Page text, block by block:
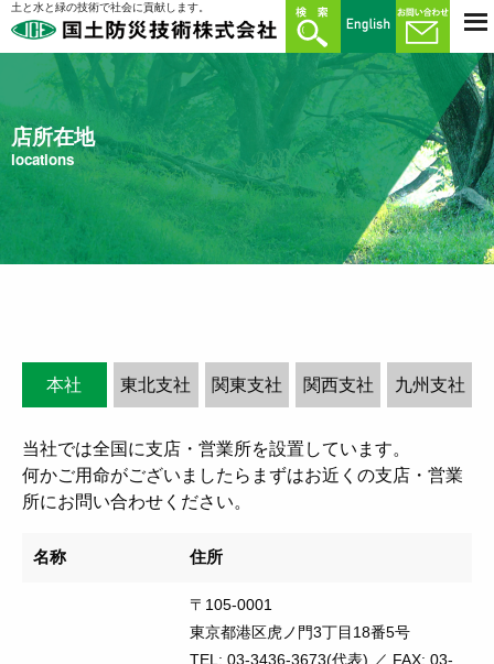
土と水と緑の技術で社会に貢献します。
店所在地
locations
本社 東北支社 関東支社 関西支社 九州支社
当社では全国に支店・営業所を設置しています。
何かご用命がございましたらまずはお近くの支店・営業
所にお問い合わせください。
名称 住所
〒105-0001
東京都港区虎ノ門3丁目18番5号
TEL: 03-3436-3673(代表) ／ FAX: 03-